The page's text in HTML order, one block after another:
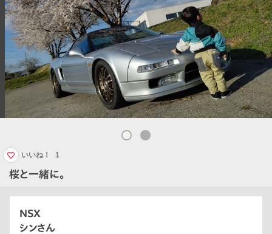
桜と一緒に。
いいね！ 1
NSX
シンさん